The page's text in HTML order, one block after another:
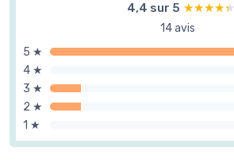
4,4 sur 5 ★★★★★
★★★★★
14 avis
5 ★
4 ★
3 ★
2 ★
1 ★